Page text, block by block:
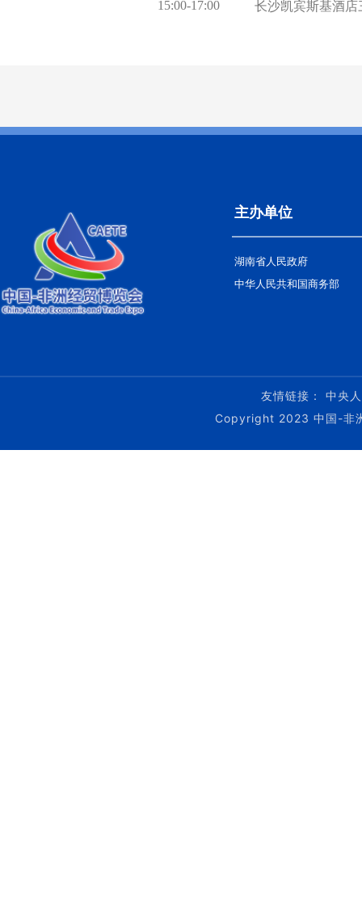
15:00-17:00 长沙凯宾斯基酒
主办单位
湖南省人民政府
中华人民共和国商务部
友情链接：
中央
Copyright 2023 中国-非